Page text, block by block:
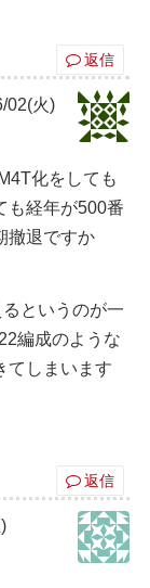
返信
02(火)
化をしても
も経年が500番
撤退ですか
というのが一
編成のような
てしまいます
返信